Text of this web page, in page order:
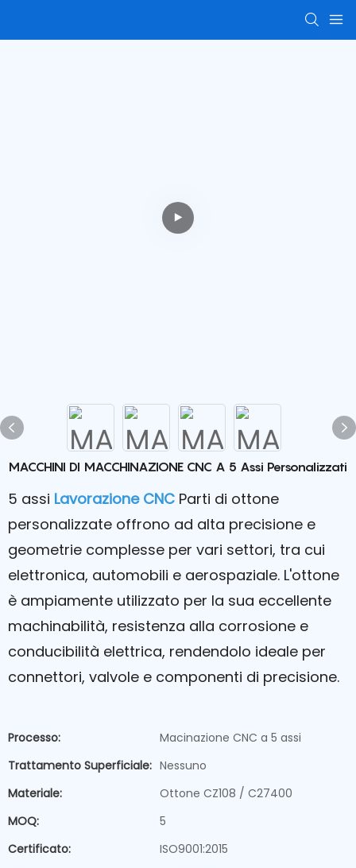
MACCHINI DI MACCHINAZIONE CNC A 5 Assi Personalizzati
5 assi Lavorazione CNC Parti di ottone
personalizzate offrono ad alta precisione e
geometrie complesse per vari settori, tra cui
elettronica, automobili e aerospaziale. L'ottone
è ampiamente utilizzato per la sua eccellente
machinabilità, resistenza alla corrosione e
conducibilità elettrica, rendendolo ideale per
connettori, valvole e componenti di precisione.
Processo:
Macinazione CNC a 5 assi
Trattamento Superficiale: Nessuno
Materiale:
Ottone CZ108 / C27400
MOQ:
5
Certificato:
ISO9001:2015